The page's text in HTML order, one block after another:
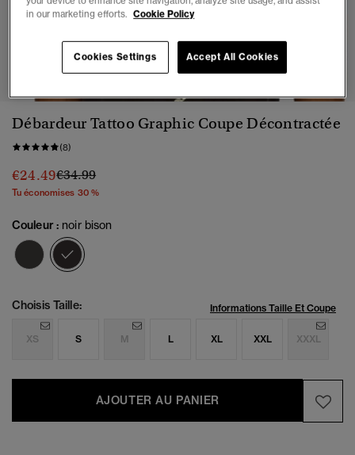
1 2 3 5 6 7
Débardeur Tattoo Graphic Coupe Décontractée
(8)
€24.49Prix réduit de
€34.99à
Tu économises 30 %
Couleur : noir bison
Choisis Taille: Informations Taille Et Coupe
XS S M L XL XXL XXXL
AJOUTER AU PANIER
in our marketing efforts. Cookie Policy
Cookies Settings Accept All Cookies